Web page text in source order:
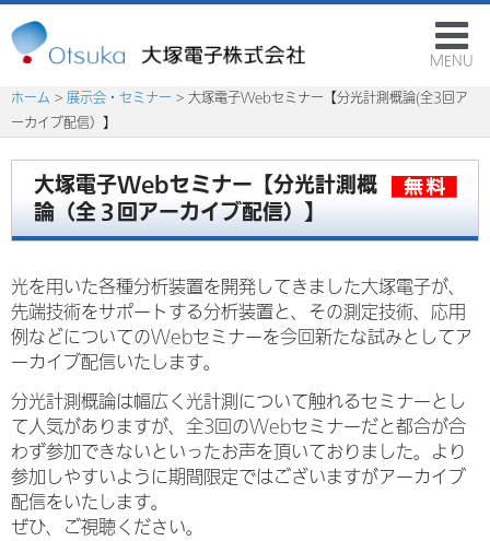
MENU
ホーム > 展示会・セミナー > 大塚電子Webセミナー【分光計測概論(全3回ア
ーカイブ配信）】
大塚電子Webセミナー【分光計測概
論（全３回アーカイブ配信）】
光を用いた各種分析装置を開発してきました大塚電子が、
先端技術をサポートする分析装置と、その測定技術、応用
例などについてのWebセミナーを今回新たな試みとしてア
ーカイブ配信いたします。
分光計測概論は幅広く光計測について触れるセミナーとし
て人気がありますが、全3回のWebセミナーだと都合が合
わず参加できないといったお声を頂いておりました。より
参加しやすいように期間限定ではございますがアーカイブ
配信をいたします。
ぜひ、ご視聴ください。